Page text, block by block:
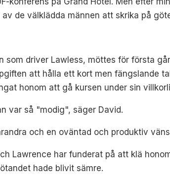
de välklädda männen att skrika på
som driver Lawless, möttes för första
att hålla ett kort men fängslande
honom att gå kursen under sin
var så "modig", säger David.
och en oväntad och produktiv
Lawrence har funderat på att klä
hade blivit sämre.